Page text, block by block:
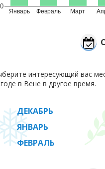
Январь Февраль Март
0
интересующий вас
в Вене в другое время.
ДЕКАБРЬ
ЯНВАРЬ
ФЕВРАЛЬ